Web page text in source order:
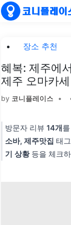
Skip
to
Posted장소 추천
혜복: 제주에
제주 오마카
by 코니플레이스 •
방문자 리뷰14개
소바, 제주맛집 태
기 상황등을 체크